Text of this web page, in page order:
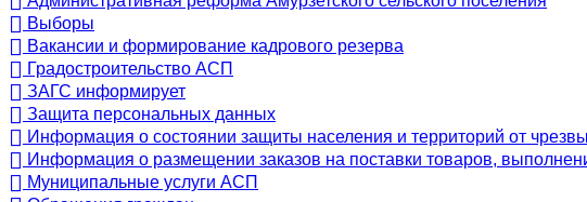
Выборы
Вакансии и формирование кадрового резерва
Градостроительство АСП
ЗАГС информирует
Защита персональных данных
Информация о состоянии защиты населения и территорий от
Информация о размещении заказов на поставки товаров,
Муниципальные услуги АСП